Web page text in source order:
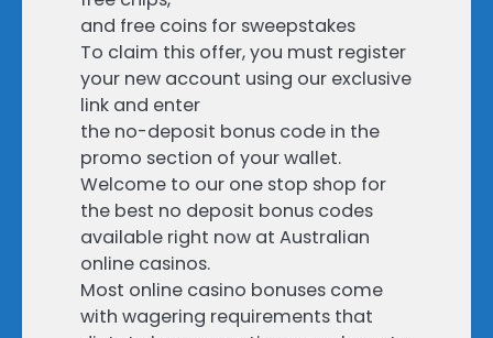
and free coins for sweepstakes
To claim this offer, you must register
your new account using our exclusive
link and enter
the no-deposit bonus code in the
promo section of your wallet.
Welcome to our one stop shop for
the best no deposit bonus codes
available right now at Australian
online casinos.
Most online casino bonuses come
with wagering requirements that